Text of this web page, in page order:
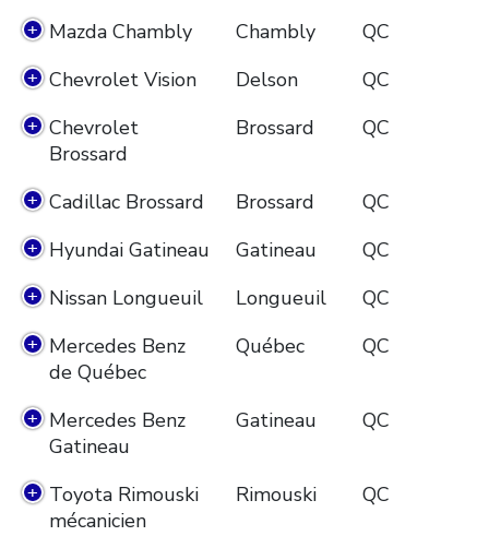
Mazda Chambly
Chambly
QC
Chevrolet Vision
Delson
QC
Chevrolet
Brossard
Brossard QC
Cadillac Brossard Brossard
QC
Hyundai Gatineau
Gatineau
QC
Nissan Longueuil
Longueuil
QC
Mercedes Benz
de Québec
Québec QC
Mercedes Benz
Gatineau
Gatineau QC
Toyota Rimouski
mécanicien
Rimouski QC